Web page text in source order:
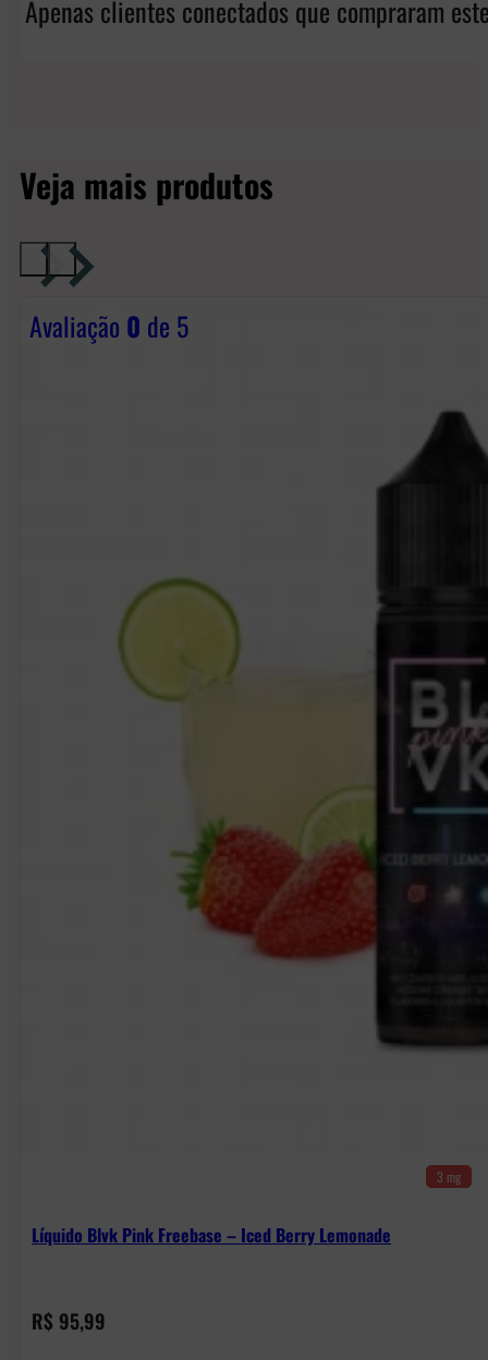
Apenas clientes conectados que compraram
Veja mais produtos
Avaliação 0 de 5
3 mg
Líquido Blvk Pink Freebase – Iced Berry Lemonade
R$ 95,99